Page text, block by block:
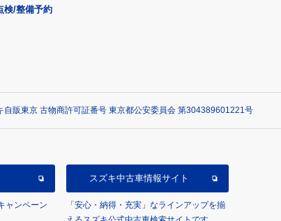
検/整備予約
自販東京 古物商許可証番号 東京都公安委員会 第304389601221号
ャンペーン
スズキ中古車情報サイト
「安心・納得・充実」なラインアップを揃